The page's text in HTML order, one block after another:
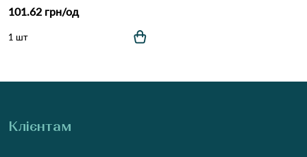
101.62 грн/од
1 шт
Клієнтам